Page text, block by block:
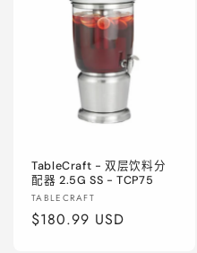
TableCraft - 双层饮料分
配器 2.5G SS - TCP75
厂
商：
TABLECRAFT
常
$180.99 USD